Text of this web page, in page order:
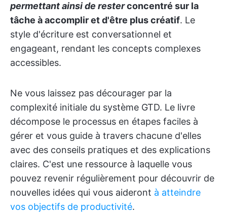
permettant ainsi de resterconcentré sur la
tâche à accomplir et d'être plus créatif. Le
style d'écriture est conversationnel et
engageant, rendant les concepts complexes
accessibles.
Ne vous laissez pas décourager par la
complexité initiale du système GTD. Le livre
décompose le processus en étapes faciles à
gérer et vous guide à travers chacune d'elles
avec des conseils pratiques et des explications
claires. C'est une ressource à laquelle vous
pouvez revenir régulièrement pour découvrir de
nouvelles idées qui vous aideront à atteindre
vos objectifs de productivité.